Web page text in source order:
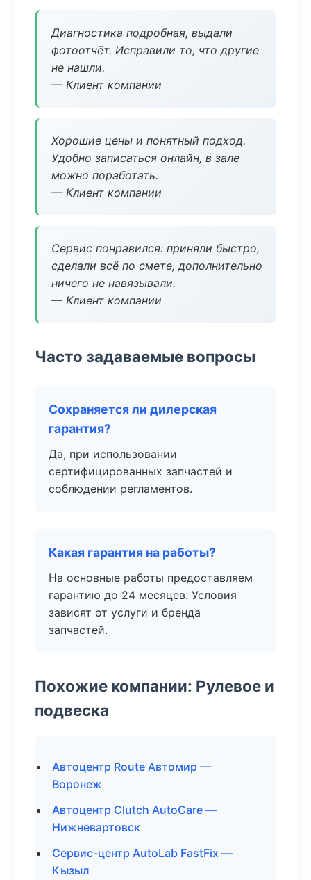
Диагностика подробная, выдали
фотоотчёт. Исправили то, что другие
не нашли.
— Клиент компании
Хорошие цены и понятный подход.
Удобно записаться онлайн, в зале
можно поработать.
— Клиент компании
Сервис понравился: приняли быстро,
сделали всё по смете, дополнительно
ничего не навязывали.
— Клиент компании
Часто задаваемые вопросы
Сохраняется ли дилерская
гарантия?
Да, при использовании
сертифицированных запчастей и
соблюдении регламентов.
Какая гарантия на работы?
На основные работы предоставляем
гарантию до 24 месяцев. Условия
зависят от услуги и бренда
запчастей.
Похожие компании: Рулевое и
подвеска
Автоцентр Route Автомир —
Воронеж
Автоцентр Clutch AutoCare —
Нижневартовск
Сервис-центр AutoLab FastFix —
Кызыл